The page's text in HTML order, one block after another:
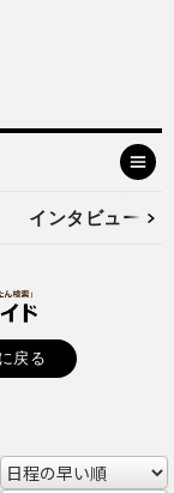
インタビュー
戻る